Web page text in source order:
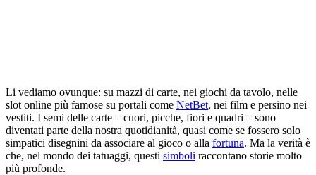
Li vediamo ovunque: su mazzi di carte, nei giochi da tavolo, nelle
slot online più famose su portali come NetBet, nei film e persino nei
vestiti. I semi delle carte – cuori, picche, fiori e quadri – sono
diventati parte della nostra quotidianità, quasi come se fossero solo
simpatici disegnini da associare al gioco o alla fortuna. Ma la verità è
che, nel mondo dei tatuaggi, questi simboli raccontano storie molto
più profonde.